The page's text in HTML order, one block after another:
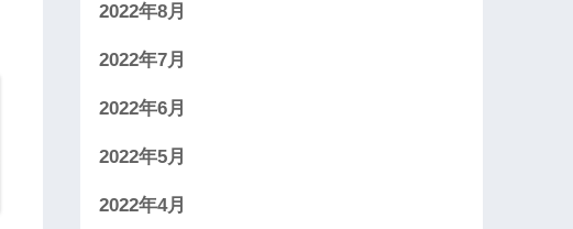
2022年8月
2022年7月
2022年6月
2022年5月
2022年4月